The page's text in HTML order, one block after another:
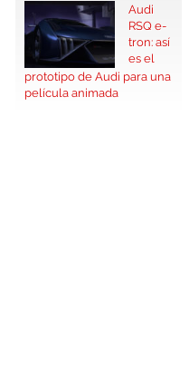
Audi
RSQ e-
tron: así
es el
prototipo de Audi para una
película animada